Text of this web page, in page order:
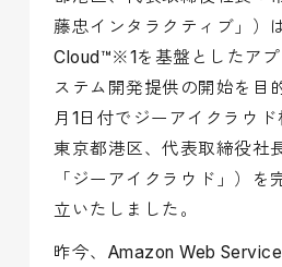
藤忠インタラクティブ」）
Cloud™※1を基盤としたア
ステム開発提供の開始を目
月1日付でジーアイクラウド
東京都港区、代表取締役社
「ジーアイクラウド」）を
立いたしました。
昨今、Amazon Web